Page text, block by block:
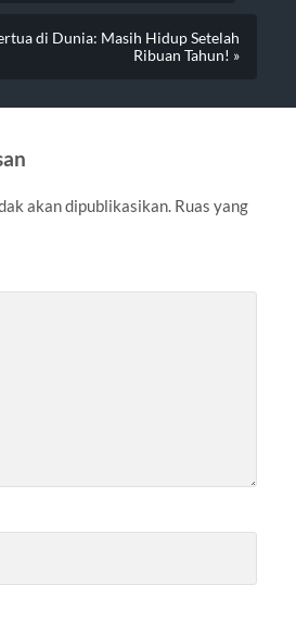
di Dunia: Masih Hidup Setelah
Ribuan Tahun! »
akan dipublikasikan. Ruas yang